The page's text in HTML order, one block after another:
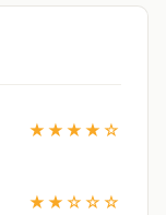
★★★★☆
★★☆☆☆